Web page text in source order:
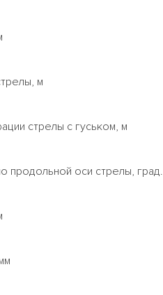
м
стрелы с гуськом, м
продольной оси стрелы, град.